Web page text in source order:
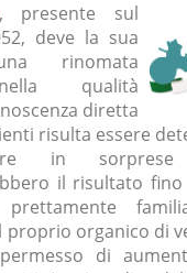
presente sul
deve la sua
rinomata
qualità
diretta
risulta essere
in
il risultato
organico di
di